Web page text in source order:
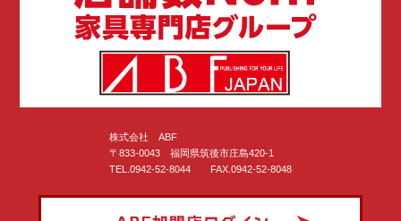
株式会社 ABF
〒833-0043 福岡県筑後市庄島420-1
TEL.0942-52-8044 FAX.0942-52-8048